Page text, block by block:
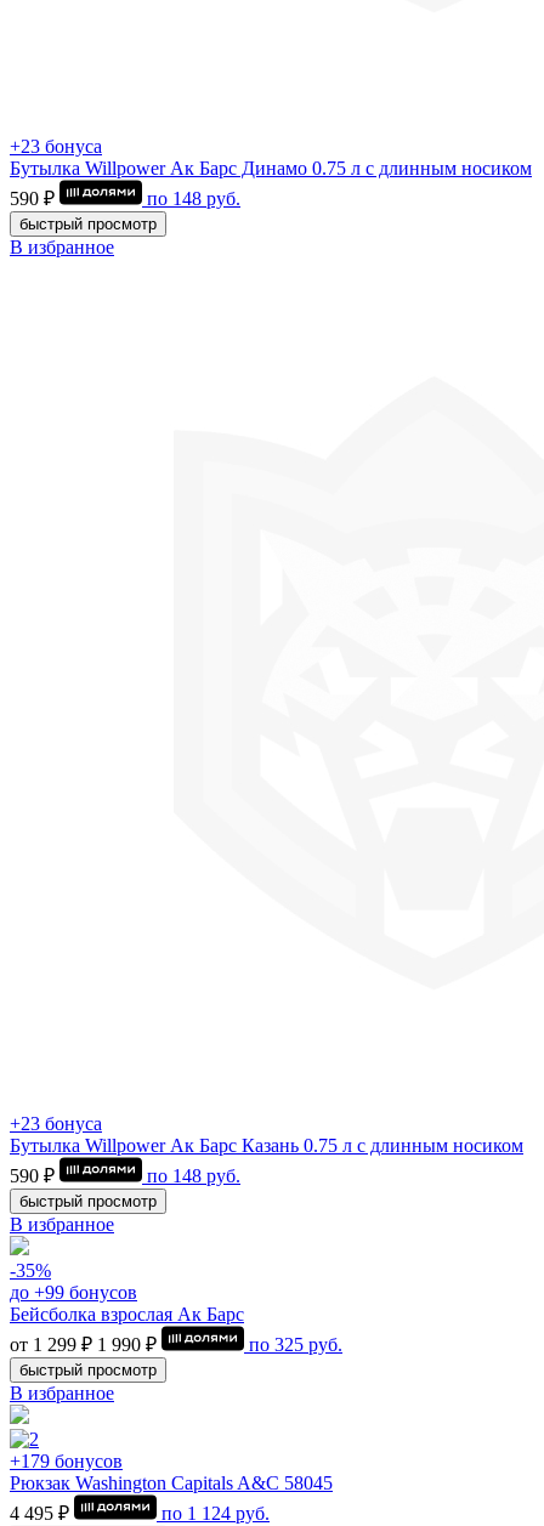
+23 бонуса
Бутылка Willpower Ак Барс Динамо 0.75 л c длинным носиком
590 ₽
по 148 руб.
быстрый просмотр
В избранное
+23 бонуса
Бутылка Willpower Ак Барс Казань 0.75 л c длинным носиком
590 ₽
по 148 руб.
быстрый просмотр
В избранное
-35%
до +99 бонусов
Бейсболка взрослая Ак Барс
от 1 299 ₽ 1 990 ₽ по 325 руб.
быстрый просмотр
В избранное
+179 бонусов
Рюкзак Washington Capitals A&C 58045
4 495 ₽
по 1 124 руб.